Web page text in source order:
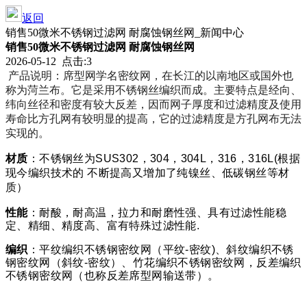
返回
销售50微米不锈钢过滤网 耐腐蚀钢丝网_新闻中心
销售50微米不锈钢过滤网 耐腐蚀钢丝网
2026-05-12 点击:3
产品说明：席型网学名密纹网，在长江的以南地区或国外也
称为菏兰布。它是采用不锈钢丝编织而成。主要特点是经向、
纬向丝径和密度有较大反差，因而网子厚度和过滤精度及使用
寿命比方孔网有较明显的提高，它的过滤精度是方孔网布无法
实现的。
材质 ：不锈钢丝为SUS302 ，304 ， 304L ， 316 ，316L(根据
现今编织技术的 不断提高又增加了纯镍丝、低碳钢丝等材
质）
性能：耐酸，耐高温，拉力和耐磨性强、具有过滤性能稳
定、精细、精度高、富有特殊过滤性能.
编织 ：平纹编织不锈钢密纹网（平纹-密纹) 、斜纹编织不锈
钢密纹网（斜纹-密纹）、竹花编织不锈钢密纹网，反差编织
不锈钢密纹网（也称反差席型网输送带）。